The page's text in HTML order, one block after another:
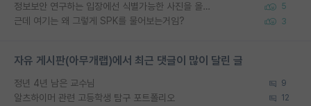
정보보안 연구하는 입장에선 식별가능한 사진을 올리는건 비추이긴함 5
근데 여기는 왜 그렇게 SPK를 물어보는거임? 3
자유 게시판(아무개랩)에서 최근 댓글이 많이 달린 글
정년 4년 남은 교수님 9
알츠하이머 관련 고등학생 탐구 포트폴리오 12